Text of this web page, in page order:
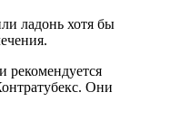
ладонь хотя бы
рекомендуется
Они